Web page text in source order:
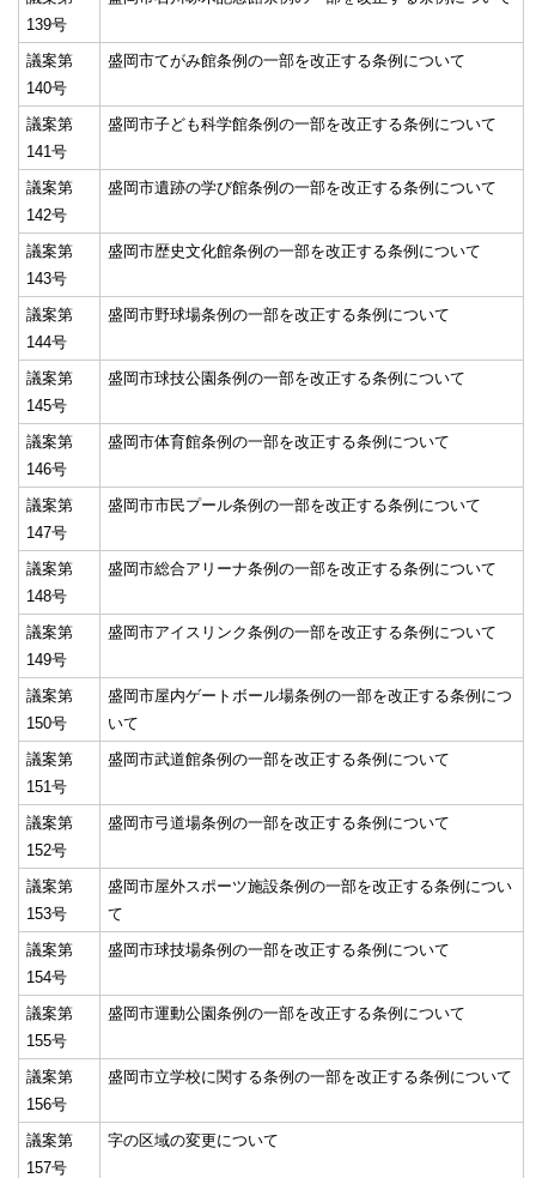
139号
議案第
140号
盛岡市てがみ館条例の一部を改正する条例について
議案第
141号
盛岡市子ども科学館条例の一部を改正する条例について
議案第
142号
盛岡市遺跡の学び館条例の一部を改正する条例について
議案第
143号
盛岡市歴史文化館条例の一部を改正する条例について
議案第
144号
盛岡市野球場条例の一部を改正する条例について
議案第
145号
盛岡市球技公園条例の一部を改正する条例について
議案第
146号
盛岡市体育館条例の一部を改正する条例について
議案第
147号
盛岡市市民プール条例の一部を改正する条例について
議案第
148号
盛岡市総合アリーナ条例の一部を改正する条例について
議案第
149号
盛岡市アイスリンク条例の一部を改正する条例について
議案第
150号
盛岡市屋内ゲートボール場条例の一部を改正する条例につ
いて
議案第
151号
盛岡市武道館条例の一部を改正する条例について
議案第
152号
盛岡市弓道場条例の一部を改正する条例について
議案第
153号
盛岡市屋外スポーツ施設条例の一部を改正する条例につい
て
議案第
154号
盛岡市球技場条例の一部を改正する条例について
議案第
155号
盛岡市運動公園条例の一部を改正する条例について
議案第
156号
盛岡市立学校に関する条例の一部を改正する条例について
議案第
157号
字の区域の変更について